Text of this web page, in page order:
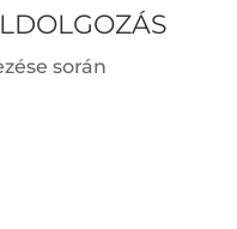
során